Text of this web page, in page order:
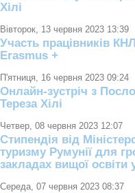
Хілі
Вівторок, 13 червня 2023 13:39
Участь працівників
Erasmus +
П'ятниця, 16 червня 2023 09:24
Онлайн-зустріч з
Тереза Хілі
Четвер, 08 червня 2023 12:07
Стипендія від
туризму Румунії для
закладах вищої освіти
Середа, 07 червня 2023 08:37